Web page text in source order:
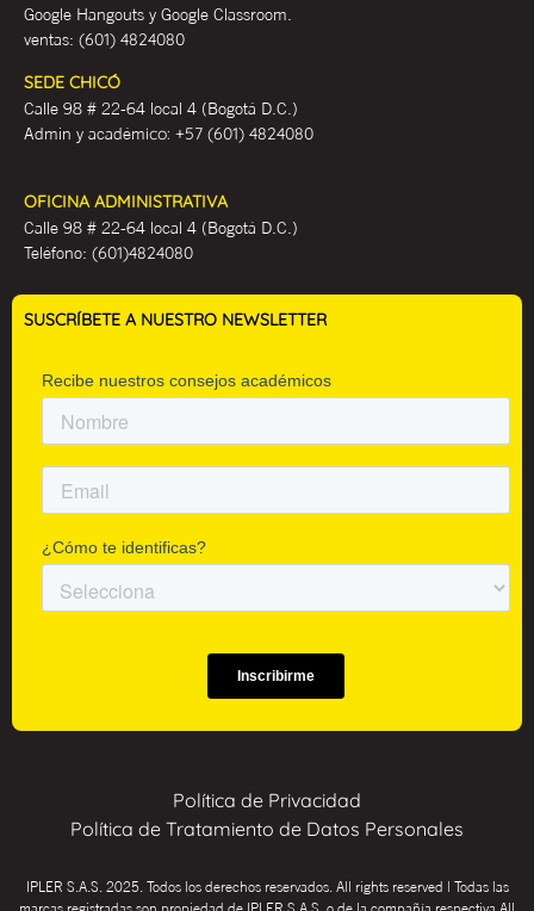
Google Hangouts y Google Classroom.
ventas: (601) 4824080
SEDE CHICÓ
Calle 98 # 22-64 local 4 (Bogotá D.C.)
Admin y académico: +57 (601) 4824080
OFICINA ADMINISTRATIVA
Calle 98 # 22-64 local 4 (Bogotá D.C.)
Teléfono: (601)4824080
SUSCRÍBETE A NUESTRO NEWSLETTER
Política de Privacidad
Política de Tratamiento de Datos Personales
IPLER S.A.S. 2025. Todos los derechos reservados. All rights reserved | Todas las